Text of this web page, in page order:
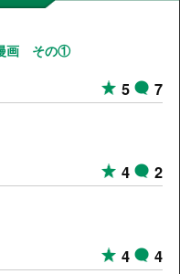
漫画 その①
5 7
4 2
4 4